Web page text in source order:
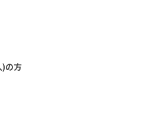
)の方